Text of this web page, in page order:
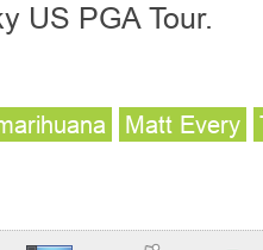
US PGA Tour.
Matt Every